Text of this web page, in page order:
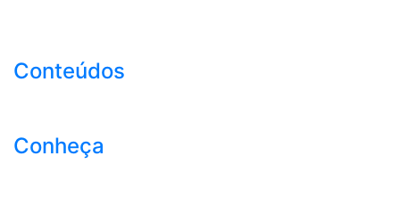
Conteúdos
Conheça